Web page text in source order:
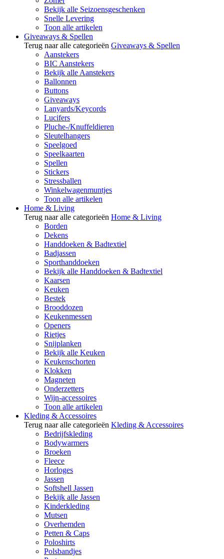
Bekijk alle Seizoensgeschenken
Snelle Levering
Toon alle artikelen
Giveaways & Spellen
Terug naar alle categorieën Giveaways & Spellen
Aanstekers
BIC Aanstekers
Bekijk alle Aanstekers
Ballonnen
Buttons
Giveaways
Lanyards/Keycords
Lucifers
Pluche-/Knuffeldieren
Sleutelhangers
Speelgoed
Speelkaarten
Spellen
Stickers
Stressballen
Winkelwagenmuntjes
Toon alle artikelen
Home & Living
Terug naar alle categorieën Home & Living
Borden
Dekens
Handdoeken & Badtextiel
Badjassen
Sporthanddoeken
Bekijk alle Handdoeken & Badtextiel
Kaarsen
Keuken
Bestek
Brooddozen
Keukenmessen
Openers
Rietjes
Snijplanken
Bekijk alle Keuken
Keukenschorten
Klokken
Magneten
Onderzetters
Wijn-accessoires
Toon alle artikelen
Kleding & Accessoires
Terug naar alle categorieën Kleding & Accessoires
Bedrijfskleding
Bodywarmers
Broeken
Fleece
Horloges
Jassen
Softshell Jassen
Bekijk alle Jassen
Kinderkleding
Mutsen
Overhemden
Petten & Caps
Poloshirts
Polsbandjes